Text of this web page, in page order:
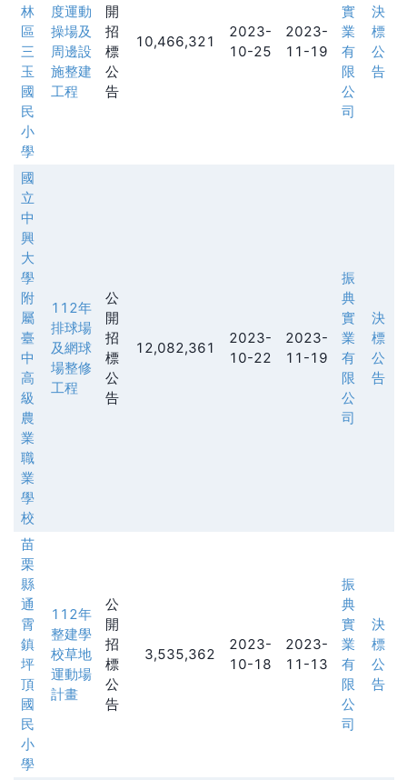
林
區
三
玉
國
民
小
學
度運動
操場及
周邊設
施整建
工程
開
招
標
公
告
10,466,321
2023-
10-25
2023-
11-19
實
業
有
限
公
司
決
標
公
告
國
立
中
興
大
學
附
屬
臺
中
高
級
農
業
職
業
學
校
112年
排球場
及網球
場整修
工程
公
開
招
標
公
告
12,082,361
2023-
10-22
2023-
11-19
振
典
實
業
有
限
公
司
決
標
公
告
苗
栗
縣
通
霄
鎮
坪
頂
國
民
小
學
112年
整建學
校草地
運動場
計畫
公
開
招
標
公
告
3,535,362
2023-
10-18
2023-
11-13
振
典
實
業
有
限
公
司
決
標
公
告